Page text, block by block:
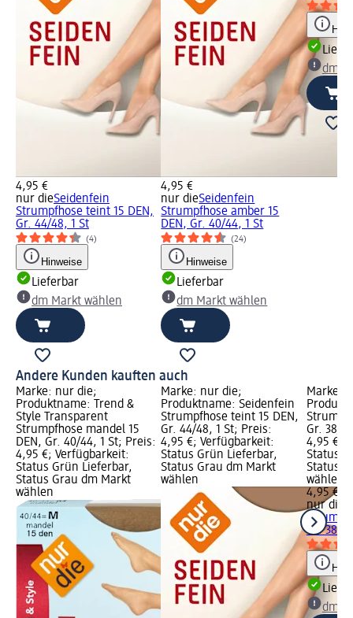
4,95 €
nur dieSeidenfein
Strumpfhose teint 15 DEN,
Gr. 44/48, 1 St
(4)
Hinweise
Lieferbar
dm Markt wählen
4,95 €
nur dieSeidenfein
Strumpfhose amber 15
DEN, Gr. 40/44, 1 St
(24)
Hinweise
Lieferbar
dm Markt wählen
dm
Andere Kunden kauften auch
Marke: nur die;
Produktname: Trend &
Style Transparent
Strumpfhose mandel 15
DEN, Gr. 40/44, 1 St; Preis:
4,95 €; Verfügbarkeit:
Status Grün Lieferbar,
Status Grau dm Markt
wählen
Marke: nur die;
Produktname: Seidenfein
Strumpfhose teint 15 DEN,
Gr. 44/48, 1 St; Preis:
4,95 €; Verfügbarkeit:
Status Grün Lieferbar,
Status Grau dm Markt
wählen
Marke:
Gr. 38/
4,95 €;
Status
Status
wählen
4,95 €
nur die
Gr. 38/
dm